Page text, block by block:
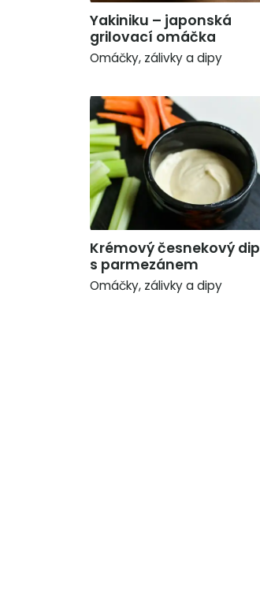
Yakiniku – japonská
grilovací omáčka
Omáčky, zálivky a dipy
Krémový česnekový dip
s parmezánem
Omáčky, zálivky a dipy